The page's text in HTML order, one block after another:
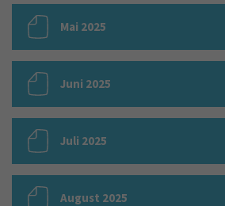
Mai 2025
Juni 2025
Juli 2025
August 2025